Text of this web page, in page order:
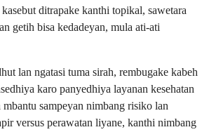
ditrapake kanthi topikal, sawetara
getih bisa kedadeyan, mula ati-ati
lan ngatasi tuma sirah, rembugake kabeh
karo panyedhiya layanan kesehatan
sampeyan nimbang risiko lan
versus perawatan liyane, kanthi nimbang